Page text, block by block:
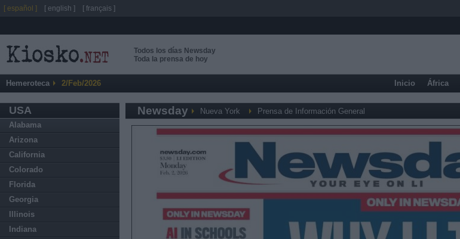
Todos los días Newsday
Toda la prensa de hoy
Hemeroteca 2/Feb/2026 Inicio África
USA
Alabama
Arizona
California
Colorado
Florida
Georgia
Illinois
Indiana
Newsday Nueva York Prensa de Información General
[ español ] [ english ] [ français ]